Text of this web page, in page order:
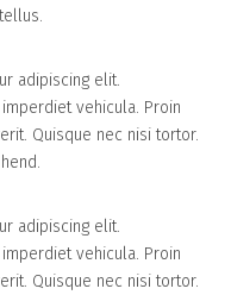
adipiscing elit.
vehicula. Proin
Quisque nec nisi tortor.
adipiscing elit.
vehicula. Proin
Quisque nec nisi tortor.